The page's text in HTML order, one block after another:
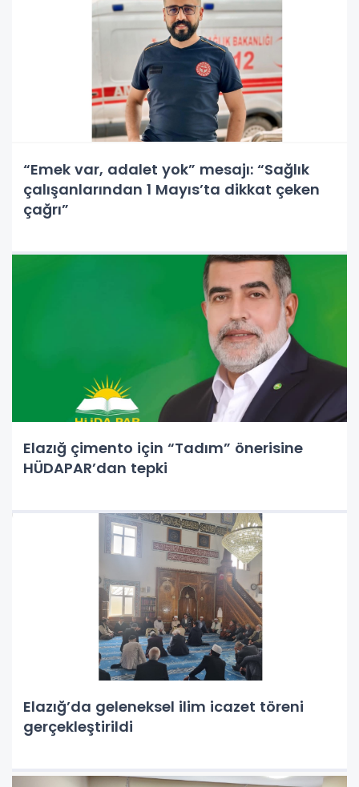
“Emek var, adalet yok” mesajı: “Sağlık
çalışanlarından 1 Mayıs’ta dikkat çeken
çağrı”
Elazığ çimento için “Tadım” önerisine
HÜDAPAR’dan tepki
Elazığ’da geleneksel ilim icazet töreni
gerçekleştirildi